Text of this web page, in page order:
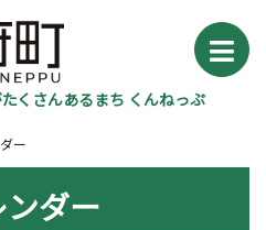
くさんあるまち くんねっぷ
ー
ダー